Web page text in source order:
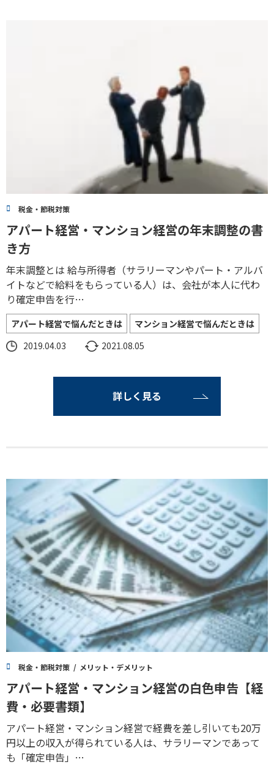
税金・節税対策
アパート経営・マンション経営の年末調整の書
き方
年末調整とは 給与所得者（サラリーマンやパート・アルバ
イトなどで給料をもらっている人）は、会社が本人に代わ
り確定申告を行…
アパート経営で悩んだときは
マンション経営で悩んだときは
2019.04.03
2021.08.05
詳しく見る
税金・節税対策 メリット・デメリット
アパート経営・マンション経営の白色申告【経
費・必要書類】
アパート経営・マンション経営で経費を差し引いても20万
円以上の収入が得られている人は、サラリーマンであって
も「確定申告」…